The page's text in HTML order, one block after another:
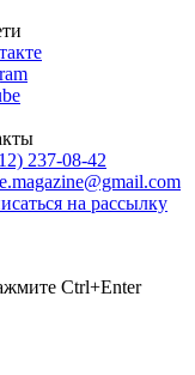
237-08-42
на рассылку
Ctrl+Enter